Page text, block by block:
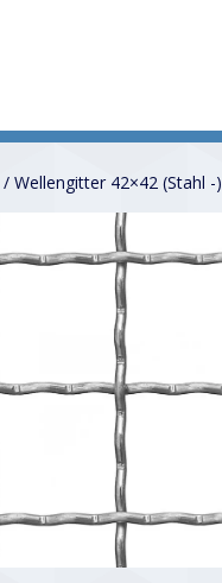
/ Wellengitter 42×42 (Stahl -)